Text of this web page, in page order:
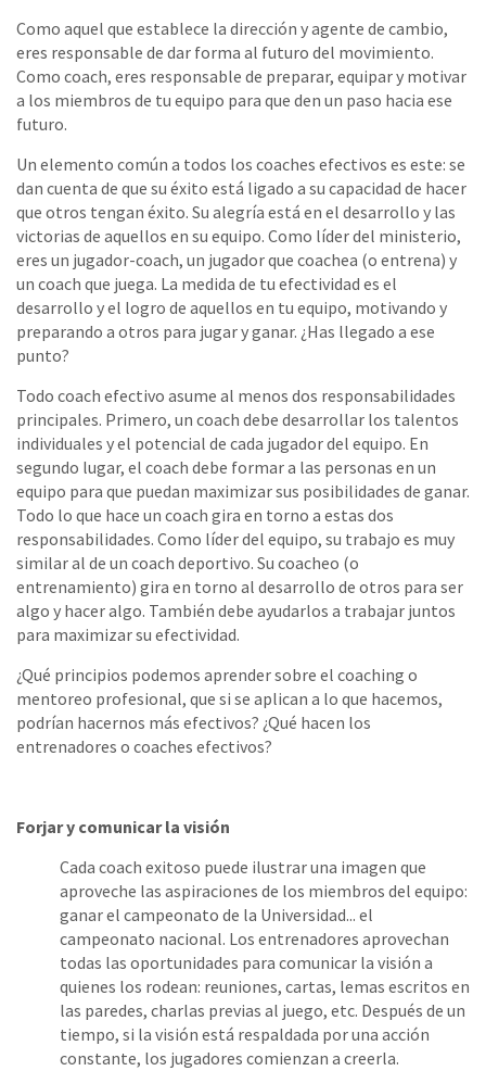
Como aquel que establece la dirección y agente de cambio,
eres responsable de dar forma al futuro del movimiento.
Como coach, eres responsable de preparar, equipar y motivar
a los miembros de tu equipo para que den un paso hacia ese
futuro.
Un elemento común a todos los coaches efectivos es este: se
dan cuenta de que su éxito está ligado a su capacidad de hacer
que otros tengan éxito. Su alegría está en el desarrollo y las
victorias de aquellos en su equipo. Como líder del ministerio,
eres un jugador-coach, un jugador que coachea (o entrena) y
un coach que juega. La medida de tu efectividad es el
desarrollo y el logro de aquellos en tu equipo, motivando y
preparando a otros para jugar y ganar. ¿Has llegado a ese
punto?
Todo coach efectivo asume al menos dos responsabilidades
principales. Primero, un coach debe desarrollar los talentos
individuales y el potencial de cada jugador del equipo. En
segundo lugar, el coach debe formar a las personas en un
equipo para que puedan maximizar sus posibilidades de ganar.
Todo lo que hace un coach gira en torno a estas dos
responsabilidades. Como líder del equipo, su trabajo es muy
similar al de un coach deportivo. Su coacheo (o
entrenamiento) gira en torno al desarrollo de otros para ser
algo y hacer algo. También debe ayudarlos a trabajar juntos
para maximizar su efectividad.
¿Qué principios podemos aprender sobre el coaching o
mentoreo profesional, que si se aplican a lo que hacemos,
podrían hacernos más efectivos? ¿Qué hacen los
entrenadores o coaches efectivos?
Forjar y comunicar la visión
Cada coach exitoso puede ilustrar una imagen que
aproveche las aspiraciones de los miembros del equipo:
ganar el campeonato de la Universidad... el
campeonato nacional. Los entrenadores aprovechan
todas las oportunidades para comunicar la visión a
quienes los rodean: reuniones, cartas, lemas escritos en
las paredes, charlas previas al juego, etc. Después de un
tiempo, si la visión está respaldada por una acción
constante, los jugadores comienzan a creerla.